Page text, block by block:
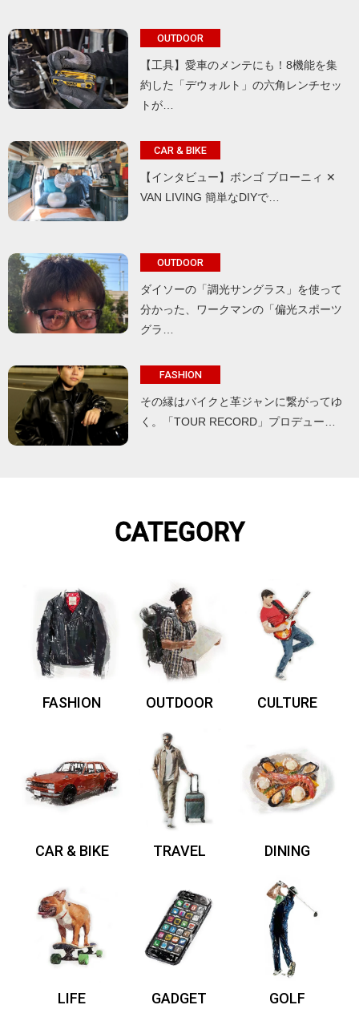
OUTDOOR
【工具】愛車のメンテにも！8機能を集
約した「デウォルト」の六角レンチセッ
トが…
CAR & BIKE
【インタビュー】ボンゴ ブローニィ ✕
VAN LIVING 簡単なDIYで…
OUTDOOR
ダイソーの「調光サングラス」を使って
分かった、ワークマンの「偏光スポーツ
グラ…
FASHION
その縁はバイクと革ジャンに繋がってゆ
く。「TOUR RECORD」プロデュー…
CATEGORY
FASHION OUTDOOR CULTURE
CAR & BIKE TRAVEL DINING
LIFE GADGET GOLF